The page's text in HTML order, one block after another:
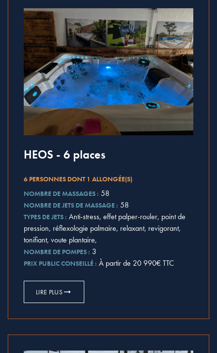
HEOS - 6 places
6 PERSONNES DONT 1 ALLONGÉE(S)
NOMBRE DE MASSAGES : 58
NOMBRE DE JETS DE MASSAGE : 58
TYPES DE JETS : Anti-stress, effet palper-rouler, point de
pression, réflexologie palmaire, relaxant, revigorant,
tonifiant, voute plantaire,
NOMBRE DE POMPES : 3
PRIX PUBLIC CONSEILLÉ : À partir de 20 990€ TTC
LIRE PLUS